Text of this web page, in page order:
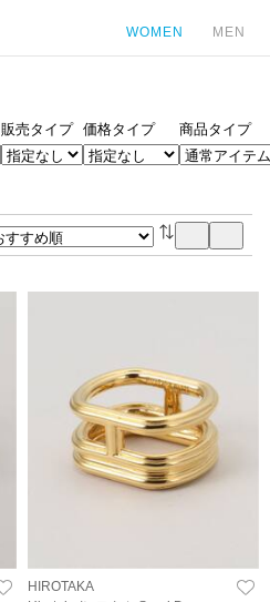
WOMEN MEN
販売タイプ 価格タイプ 商品タイプ
HIROTAKA